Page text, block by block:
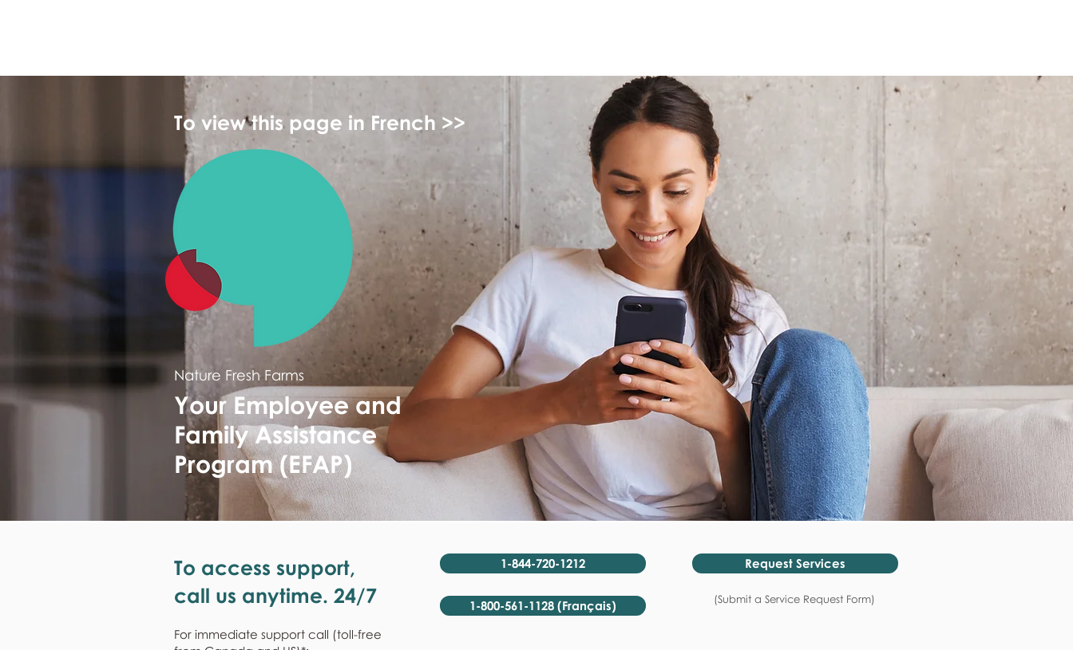
To view this page in French >>
Nature Fresh Farms
Your Employee and
Family Assistance
Program (EFAP)
To access support,
call us anytime. 24/7
For immediate support call (toll-free
1-844-720-1212
1-800-561-1128 (Français)
Request Services
(Submit a Service Request Form)